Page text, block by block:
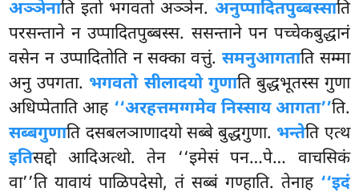
अञ्ञेनाति इतो भगवतो अञ्ञेन. अनुप्पादितपुब्बस्साति
परसन्ताने न उप्पादितपुब्बस्स. ससन्ताने पन पच्चेकबुद्धानं
वसेन न उप्पादितोति न सक्का वत्तुं. समनुआगताति सम्मा
अनु उपगता. भगवतो सीलादयो गुणाति बुद्धभूतस्स गुणा
अधिप्पेताति आह ‘‘अरहत्तमग्गमेव निस्साय आगता’’ति.
सब्बगुणाति दसबलञाणादयो सब्बे बुद्धगुणा. भन्तेति एत्थ
इतिसद्दो आदिअत्थो. तेन ‘‘इमेसं पन…पे… वाचसिकं
वा’’ति यावायं पाळिपदेसो, तं सब्बं गण्हाति. तेनाह ‘‘इदं